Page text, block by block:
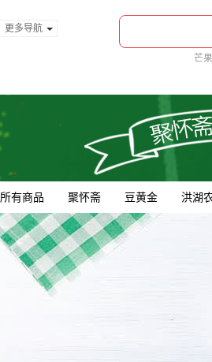
更多导航
芒果
所有商品 聚怀斋 豆黄金 洪湖